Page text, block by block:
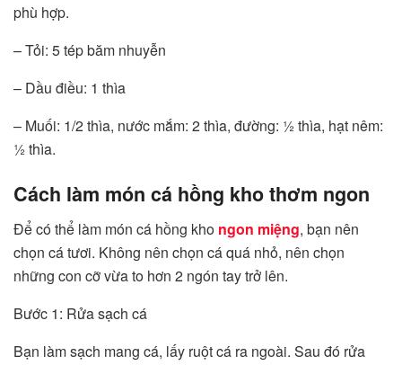
phù hợp.
– Tỏi: 5 tép băm nhuyễn
– Dầu điều: 1 thìa
– Muối: 1/2 thìa, nước mắm: 2 thìa, đường: ½ thìa, hạt nêm:
½ thìa.
Cách làm món cá hồng kho thơm ngon
Để có thể làm món cá hồng kho ngon miệng, bạn nên
chọn cá tươi. Không nên chọn cá quá nhỏ, nên chọn
những con cỡ vừa to hơn 2 ngón tay trở lên.
Bước 1: Rửa sạch cá
Bạn làm sạch mang cá, lấy ruột cá ra ngoài. Sau đó rửa